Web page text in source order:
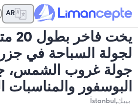
AR
يخت
لجولة السباحة في جزر
جولة غروب الشمس،
البوسفور والمناسبات
بيبك,İstanbul